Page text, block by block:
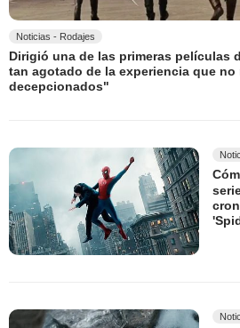
Noticias - Rodajes
Dirigió una de las primeras películas
tan agotado de la experiencia que
decepcionados"